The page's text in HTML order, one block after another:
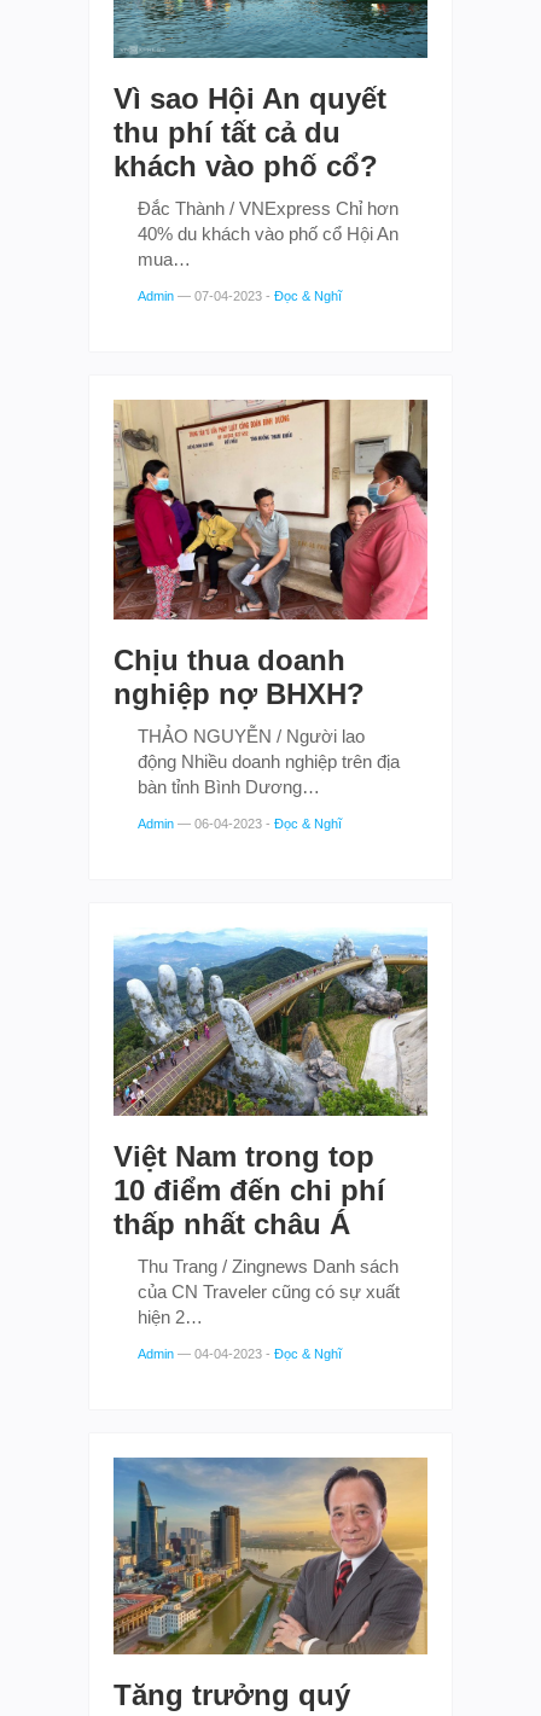
Vì sao Hội An quyết
thu phí tất cả du
khách vào phố cổ?
Đắc Thành / VNExpress Chỉ hơn
40% du khách vào phố cổ Hội An
mua…
Admin — 07-04-2023 - Đọc & Nghĩ
Chịu thua doanh
nghiệp nợ BHXH?
THẢO NGUYỄN / Người lao
động Nhiều doanh nghiệp trên địa
bàn tỉnh Bình Dương…
Admin — 06-04-2023 - Đọc & Nghĩ
Việt Nam trong top
10 điểm đến chi phí
thấp nhất châu Á
Thu Trang / Zingnews Danh sách
của CN Traveler cũng có sự xuất
hiện 2…
Admin — 04-04-2023 - Đọc & Nghĩ
Tăng trưởng quý